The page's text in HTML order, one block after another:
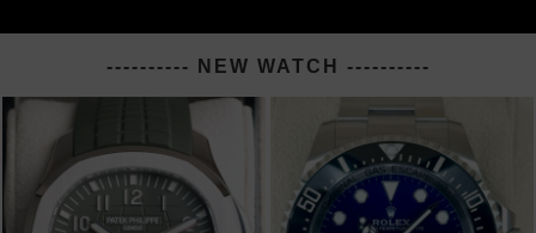
---------- NEW WATCH ----------